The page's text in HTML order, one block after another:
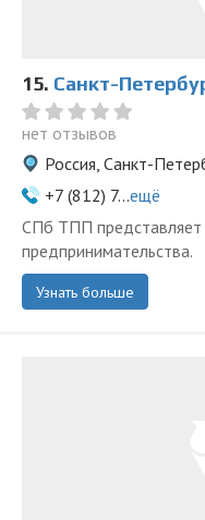
15. Санкт-
нет отзывов
Россия, Санкт-
+7 (812) 7...ещё
СПб ТПП представляет
предпринимательства.
Узнать больше